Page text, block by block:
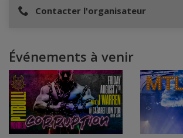
Contacter l'organisateur
Événements à venir